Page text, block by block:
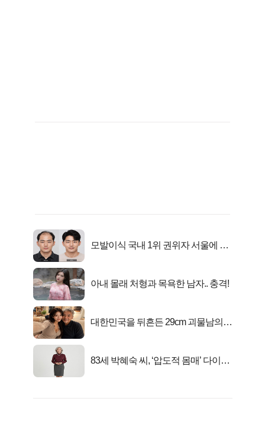
모발이식 국내 1위 권위자 서울에 있
아내 몰래 처형과 목욕한 남자.. 충격!
대한민국을 뒤흔든 29cm 괴물남의
83세 박혜숙 씨, ‘압도적 몸매’ 다이어